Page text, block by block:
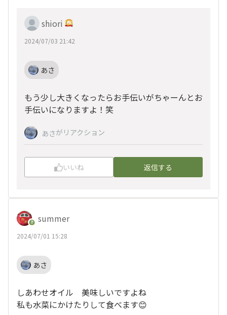
shiori
2024/07/03 21:42
あさ
もう少し大きくなったらお手伝いがちゃーんとお
手伝いになりますよ！笑
あさがリアクション
いいね 返信する
summer
2024/07/01 15:28
あさ
しあわせオイル 美味しいですよね
私も水菜にかけたりして食べます😊